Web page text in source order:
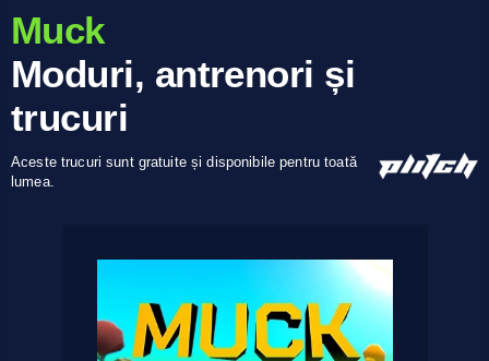
Muck
Moduri, antrenori și
trucuri
Aceste trucuri sunt gratuite și disponibile pentru toată
lumea.